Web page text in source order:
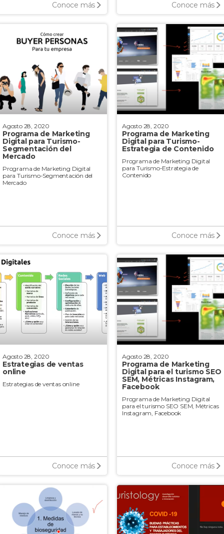
Conoce más Conoce más
Agosto 28, 2020
Programa de Marketing
Digital para Turismo-
Segmentación del
Mercado
Programa de Marketing Digital
para Turismo-Segmentación del
Mercado
Conoce más
Agosto 28, 2020
Programa de Marketing
Digital para Turismo-
Estrategia de Contenido
Programa de Marketing Digital
para Turismo-Estrategia de
Contenido
Conoce más
Agosto 28, 2020
Estrategias de ventas
online
Estrategias de ventas online
Conoce más
Agosto 28, 2020
Programa de Marketing
Digital para el turismo SEO
SEM, Métricas Instagram,
Facebook
Programa de Marketing Digital
para el turismo SEO SEM, Métricas
Instagram, Facebook
Conoce más